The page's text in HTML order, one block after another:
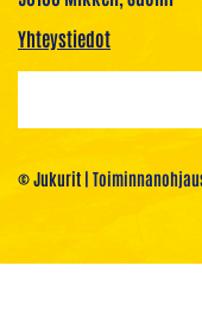
Yhteystiedot
© Jukurit |